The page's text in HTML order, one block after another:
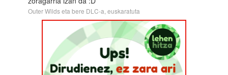
Outer Wilds eta bere DLC-a, euskaratuta